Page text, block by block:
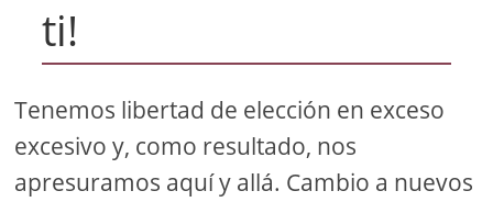
ti!
Tenemos libertad de elección en exceso
excesivo y, como resultado, nos
apresuramos aquí y allá. Cambio a nuevos